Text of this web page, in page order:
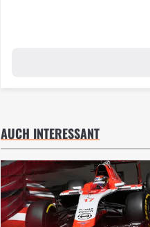
AUCH INTERESSANT